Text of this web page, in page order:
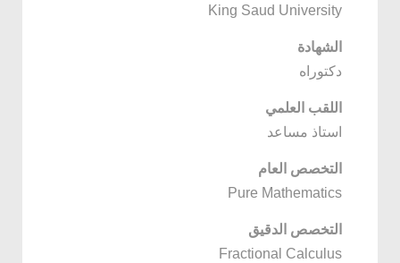
King Saud University
الشهادة
دكتوراه
اللقب العلمي
استاذ مساعد
التخصص العام
Pure Mathematics
التخصص الدقيق
Fractional Calculus